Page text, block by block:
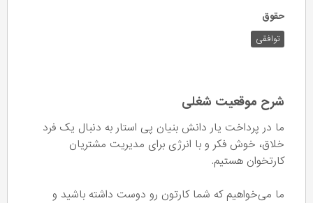
حقوق
توافقی
شرح موقعیت شغلی
ما در پرداخت یار دانش بنیان پی استار به دنبال یک فرد
خلاق، خوش فکر و با انرژی برای مدیریت مشتریان
کارتخوان هستیم.
ما می‌خواهیم که شما کارتون رو دوست داشته باشید و